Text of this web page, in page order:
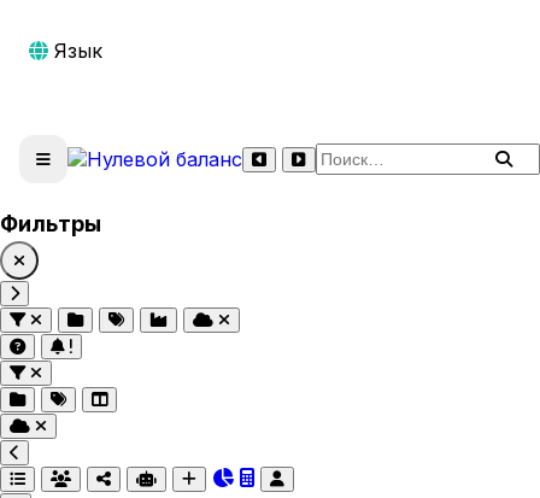
Язык
Поиск по сайту
Фильтры